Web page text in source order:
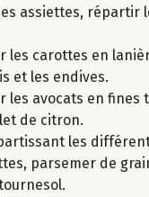
assiettes, répartir
les carottes en
et les endives.
les avocats en fines
de citron.
les
parsemer de